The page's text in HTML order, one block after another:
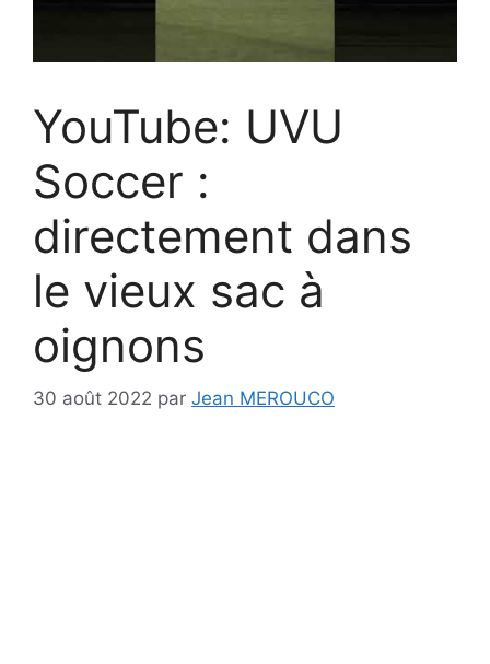
YouTube: UVU
Soccer :
directement dans
le vieux sac à
oignons
30 août 2022 par Jean MEROUCO